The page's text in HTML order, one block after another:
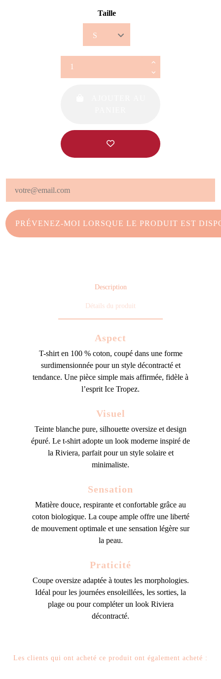
Taille
Description
Détails du produit
Aspect
T-shirt en 100 % coton, coupé dans une forme
surdimensionnée pour un style décontracté et
tendance. Une pièce simple mais affirmée, fidèle à
l’esprit Ice Tropez.
Visuel
Teinte blanche pure, silhouette oversize et design
épuré. Le t-shirt adopte un look moderne inspiré de
la Riviera, parfait pour un style solaire et
minimaliste.
Sensation
Matière douce, respirante et confortable grâce au
coton biologique. La coupe ample offre une liberté
de mouvement optimale et une sensation légère sur
la peau.
Praticité
Coupe oversize adaptée à toutes les morphologies.
Idéal pour les journées ensoleillées, les sorties, la
plage ou pour compléter un look Riviera
décontracté.
Les clients qui ont acheté ce produit ont également acheté :